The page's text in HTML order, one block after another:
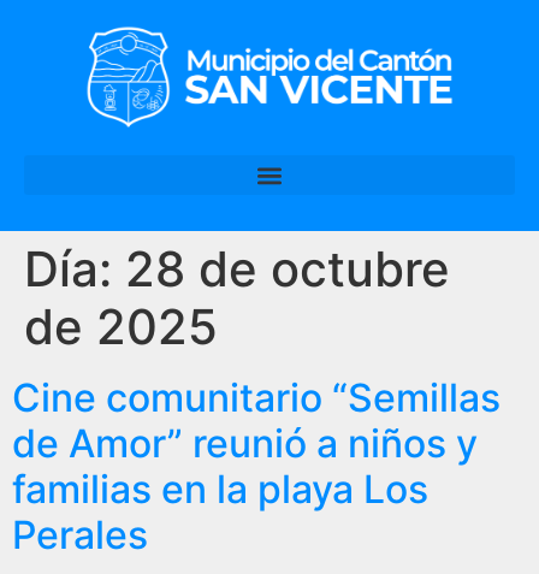
Día: 28 de octubre
de 2025
Cine comunitario “Semillas
de Amor” reunió a niños y
familias en la playa Los
Perales